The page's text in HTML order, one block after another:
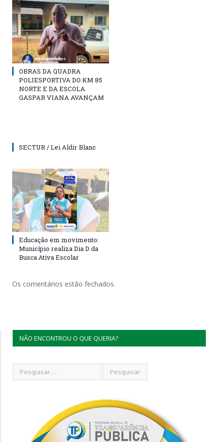
OBRAS DA QUADRA
POLIESPORTIVA DO KM 85
NORTE E DA ESCOLA
GASPAR VIANA AVANÇAM
SECTUR / Lei Aldir Blanc
Educação em movimento:
Município realiza Dia D da
Busca Ativa Escolar
Os comentários estão fechados.
NÃO ENCONTROU O QUE QUERIA?